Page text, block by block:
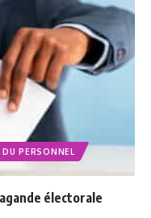
PERSONNEL
électorale